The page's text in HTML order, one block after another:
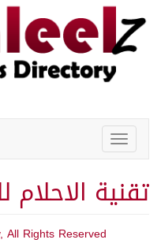
Toggle
navigation
تقنية الاحلام
Rights Reserved.